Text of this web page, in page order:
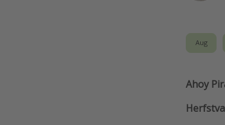
Aug
Ahoy